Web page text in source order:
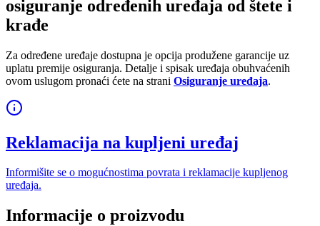
osiguranje određenih uređaja od štete i
krađe
Za određene uređaje dostupna je opcija produžene garancije uz
uplatu premije osiguranja. Detalje i spisak uređaja obuhvaćenih
ovom uslugom pronaći ćete na strani Osiguranje uređaja.
Reklamacija na kupljeni uređaj
Informišite se o mogućnostima povrata i reklamacije kupljenog
uređaja.
Informacije o proizvodu